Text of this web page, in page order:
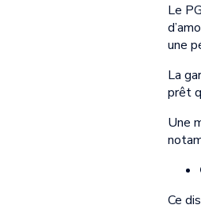
Le
une
La
prêt
Une
Ce